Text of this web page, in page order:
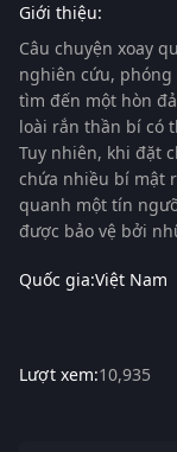
Giới thiệu:
Câu chuyện xoay
nghiên cứu,
tìm đến một hòn
loài rắn thần bí có
Tuy nhiên, khi đặt
chứa nhiều bí mật
quanh một tín
được bảo vệ bởi
Quốc gia:Việt Nam
Lượt xem:10,935